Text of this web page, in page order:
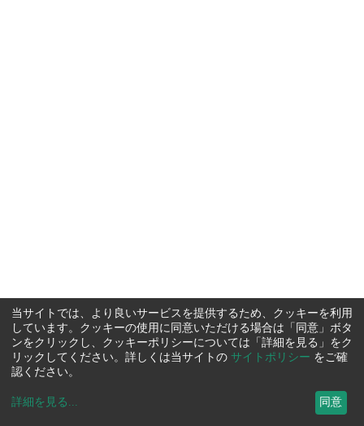
当サイトでは、より良いサービスを提供するため、クッキーを利用
しています。クッキーの使用に同意いただける場合は「同意」ボタ
ンをクリックし、クッキーポリシーについては「詳細を見る」をク
リックしてください。詳しくは当サイトの サイトポリシー をご確
認ください。
詳細を見る ... 同意